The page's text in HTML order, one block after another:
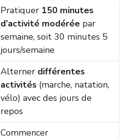
Pratiquer 150 minutes
d’activité modérée par
semaine, soit 30 minutes 5
jours/semaine
Alterner différentes
activités (marche, natation,
vélo) avec des jours de
repos
Commencer